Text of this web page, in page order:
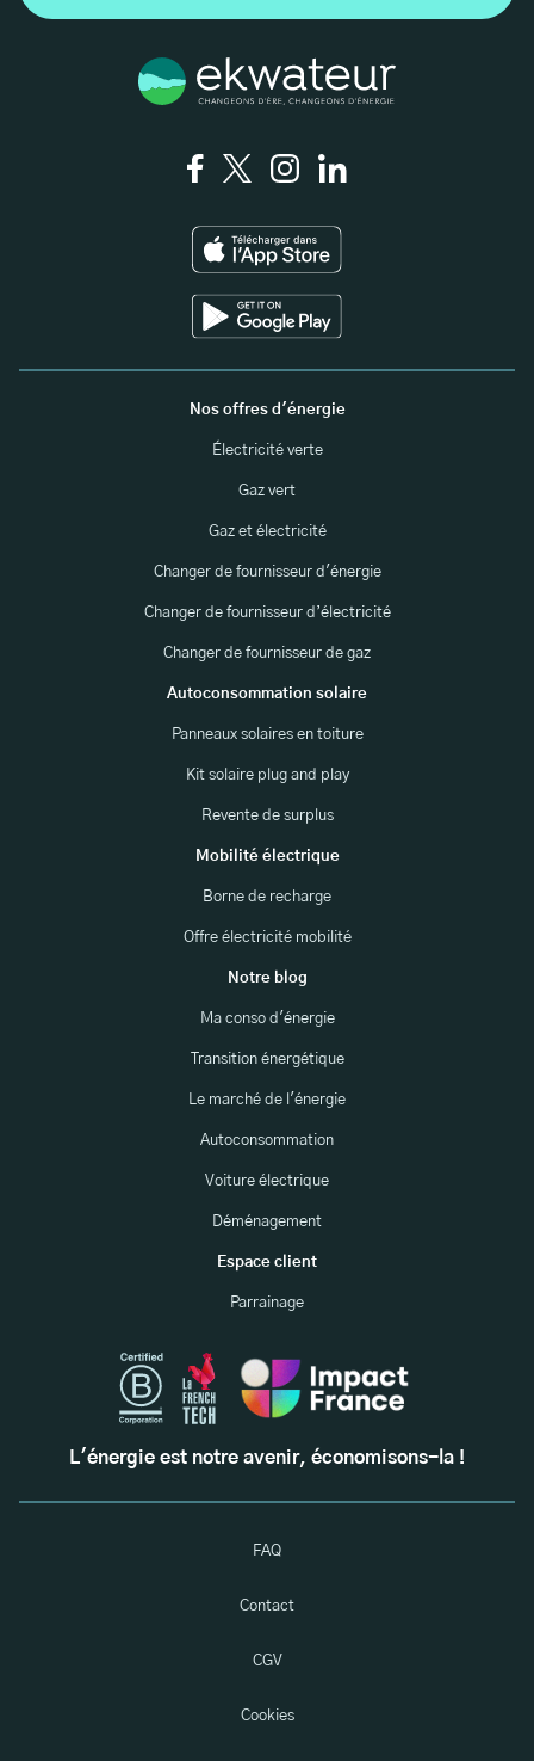
Nos offres d'énergie
Électricité verte
Gaz vert
Gaz et électricité
Changer de fournisseur d'énergie
Changer de fournisseur d’électricité
Changer de fournisseur de gaz
Autoconsommation solaire
Panneaux solaires en toiture
Kit solaire plug and play
Revente de surplus
Mobilité électrique
Borne de recharge
Offre électricité mobilité
Notre blog
Ma conso d'énergie
Transition énergétique
Le marché de l'énergie
Autoconsommation
Voiture électrique
Déménagement
Espace client
Parrainage
L'énergie est notre avenir, économisons-la !
FAQ
Contact
CGV
Cookies